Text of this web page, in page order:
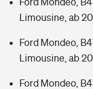
Limousine, ab
Ford Mondeo,
Limousine, ab
Ford Mondeo,